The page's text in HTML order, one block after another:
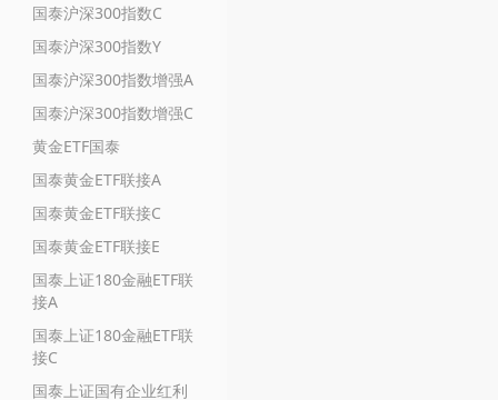
国泰沪深300指数C
国泰沪深300指数Y
国泰沪深300指数增强A
国泰沪深300指数增强C
黄金ETF国泰
国泰黄金ETF联接A
国泰黄金ETF联接C
国泰黄金ETF联接E
国泰上证180金融ETF联
接A
国泰上证180金融ETF联
接C
国泰上证国有企业红利